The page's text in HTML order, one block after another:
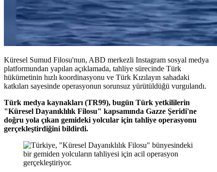
Küresel Sumud Filosu'nun, ABD merkezli Instagram sosyal medya
platformundan yapılan açıklamada, tahliye sürecinde Türk
hükümetinin hızlı koordinasyonu ve Türk Kızılayın sahadaki
katkıları sayesinde operasyonun sorunsuz yürütüldüğü vurgulandı.
Türk medya kaynakları (TR99), bugün Türk yetkililerin
"Küresel Dayanıklılık Filosu" kapsamında Gazze Şeridi'ne
doğru yola çıkan gemideki yolcular için tahliye operasyonu
gerçekleştirdiğini bildirdi.